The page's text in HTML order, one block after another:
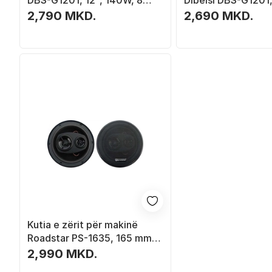
Ohm
2,790 MKD.
140W, 4 Ohm
2,690 MKD.
Kutia e zërit për makinë
Roadstar PS-1635, 165 mm,
80W, e zezë
2,990 MKD.